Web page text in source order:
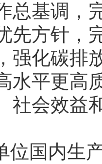
总基调，
先方针，
强化碳排
水平更高
社会效益
位国内生